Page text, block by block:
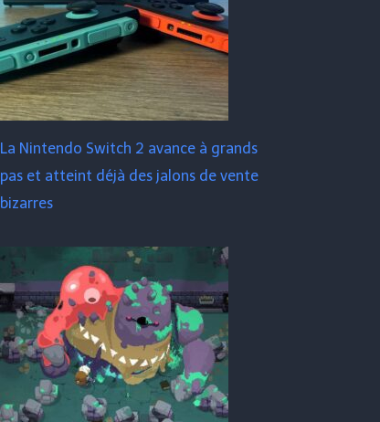
La Nintendo Switch 2 avance à grands
pas et atteint déjà des jalons de vente
bizarres